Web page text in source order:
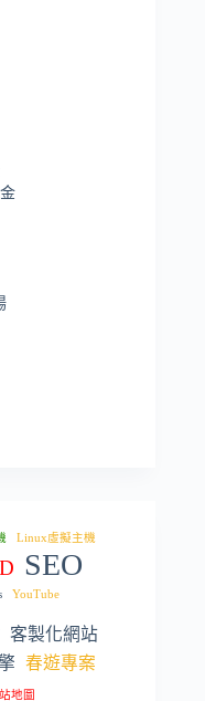
Linux虛擬主機
SEO
YouTube
客製化網站
春遊專案
地圖